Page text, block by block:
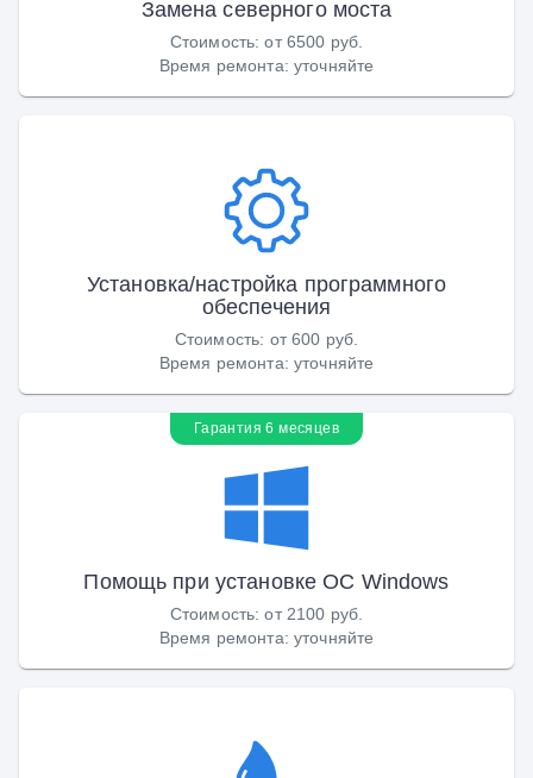
Замена северного моста
Стоимость:от 6500 руб.
Время ремонта: уточняйте
Установка/настройка программного
обеспечения
Стоимость: от 600 руб.
Время ремонта: уточняйте
Гарантия 6 месяцев
Помощь при установке ОС Windows
Стоимость:от 2100 руб.
Время ремонта: уточняйте